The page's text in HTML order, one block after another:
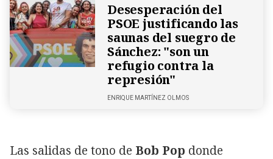
Desesperación del
PSOE justificando las
saunas del suegro de
Sánchez: "son un
refugio contra la
represión"
ENRIQUE MARTÍNEZ OLMOS
Las salidas de tono de Bob Pop donde